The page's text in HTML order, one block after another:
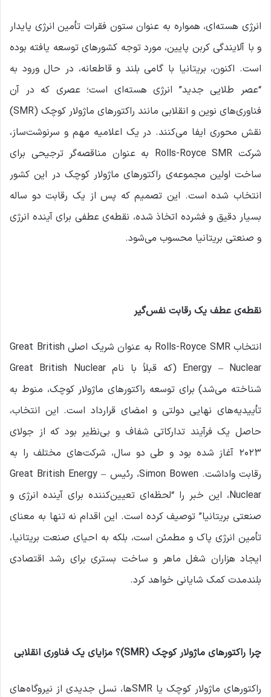
انرژی هسته‌ای، همواره به عنوان ستون فقرات تأمین انرژی پایدار
و با آلایندگی کربن پایین، مورد توجه کشورهای توسعه یافته بوده
است. اکنون، بریتانیا با گامی بلند و قاطعانه، در حال ورود به
“عصر طلایی جدید” انرژی هسته‌ای است؛ عصری که در آن
فناوری‌های نوین و انقلابی مانند راکتورهای ماژولار کوچک (SMR)
نقش محوری ایفا می‌کنند. در یک اعلامیه مهم و سرنوشت‌ساز،
شرکت Rolls-Royce SMR به عنوان مناقصه‌گر ترجیحی برای
ساخت اولین مجموعه‌ی راکتورهای ماژولار کوچک در این کشور
انتخاب شده است. این تصمیم که پس از یک رقابت دو ساله
بسیار دقیق و فشرده اتخاذ شده، نقطه‌ی عطفی برای آینده انرژی
و صنعتی بریتانیا محسوب می‌شود.
نقطه‌ی عطف یک رقابت نفس‌گیر
انتخاب Rolls-Royce SMR به عنوان شریک اصلی Great British
Energy – Nuclear (که قبلاً با نام Great British Nuclear
شناخته می‌شد) برای توسعه راکتورهای ماژولار کوچک، منوط به
تأییدیه‌های نهایی دولتی و امضای قرارداد است. این انتخاب،
حاصل یک فرآیند تدارکاتی شفاف و بی‌نظیر بود که از جولای
۲۰۲۳ آغاز شده بود و طی دو سال، شرکت‌های مختلف را به
رقابت واداشت. Simon Bowen، رئیس Great British Energy –
Nuclear، این خبر را “لحظه‌ای تعیین‌کننده برای آینده انرژی و
صنعتی بریتانیا” توصیف کرده است. این اقدام نه تنها به معنای
تأمین انرژی پاک و مطمئن است، بلکه به احیای صنعت بریتانیا،
ایجاد هزاران شغل ماهر و ساخت بستری برای رشد اقتصادی
بلندمدت کمک شایانی خواهد کرد.
چرا راکتورهای ماژولار کوچک (SMR)؟ مزایای یک فناوری انقلابی
راکتورهای ماژولار کوچک یا SMRها، نسل جدیدی از نیروگاه‌های